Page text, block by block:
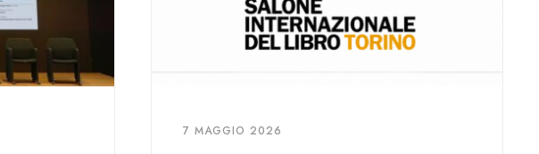
7 MAGGIO 2026